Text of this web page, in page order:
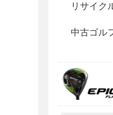
リサイク
中古ゴル